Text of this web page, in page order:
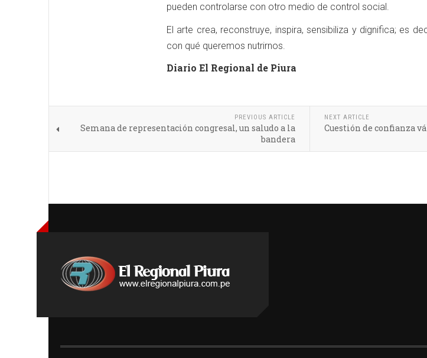
pueden controlarse con otro medio de control social.
El arte crea, reconstruye, inspira, sensibiliza y dignifica; es
con qué queremos nutrirnos.
Diario El Regional de Piura
PREVIOUS ARTICLE
Semana de representación congresal, un saludo a la
bandera
NEXT ARTICLE
Cuestión de confianza